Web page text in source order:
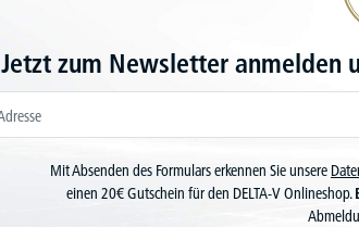
Jetzt zum Newsletter anmelden
Mit Absenden des Formulars erkennen Sie unsere
einen 20€ Gutschein für den DELTA-V Onlineshop.